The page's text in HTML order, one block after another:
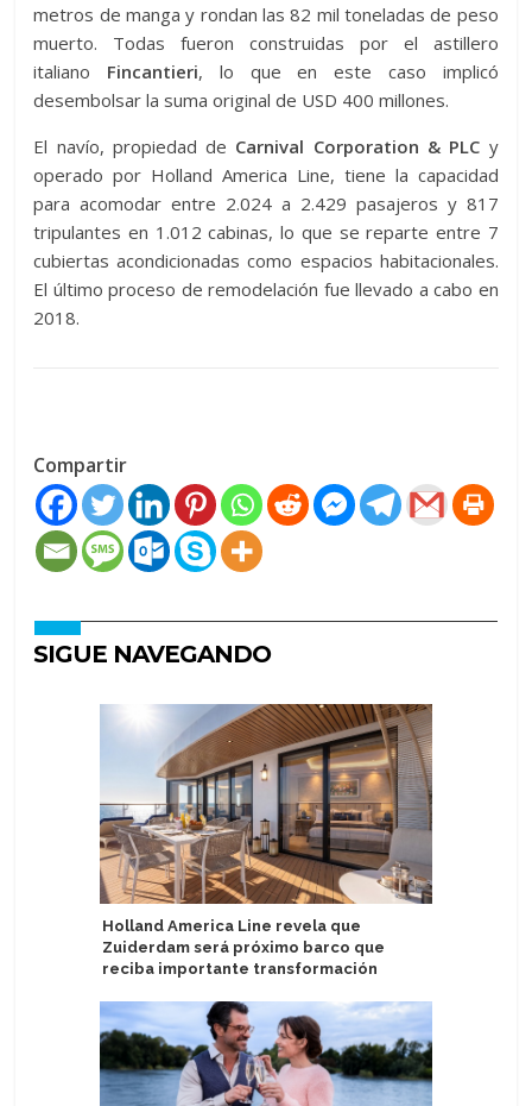
metros de manga y rondan las 82 mil toneladas de peso
muerto. Todas fueron construidas por el astillero
italiano Fincantieri, lo que en este caso implicó
desembolsar la suma original de USD 400 millones.
El navío, propiedad de Carnival Corporation & PLC y
operado por Holland America Line, tiene la capacidad
para acomodar entre 2.024 a 2.429 pasajeros y 817
tripulantes en 1.012 cabinas, lo que se reparte entre 7
cubiertas acondicionadas como espacios habitacionales.
El último proceso de remodelación fue llevado a cabo en
2018.
Compartir
SIGUE NAVEGANDO
Holland America Line revela que
Zuiderdam será próximo barco que
reciba importante transformación